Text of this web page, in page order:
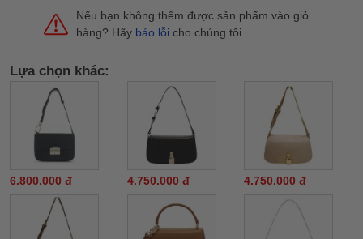
Nếu bạn không thêm được sản phẩm vào giỏ
hàng? Hãy báo lỗi cho chúng tôi.
Lựa chọn khác:
6.800.000 đ 4.750.000 đ 4.750.000 đ